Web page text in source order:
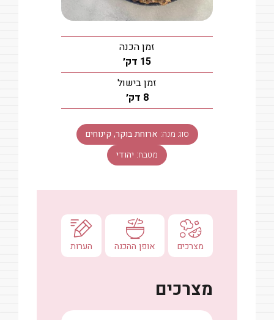
זמן הכנה
15 דקות
דק׳
זמן בישול
8 דקות
דק׳
סוג מנה: ארוחת בוקר, קינוחים
מטבח: יהודי
מצרכים אופן ההכנה הערות
מצרכים